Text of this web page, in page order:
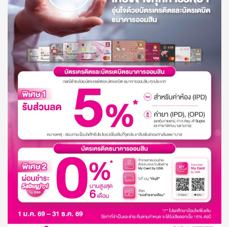
TH
EN
GSB Society